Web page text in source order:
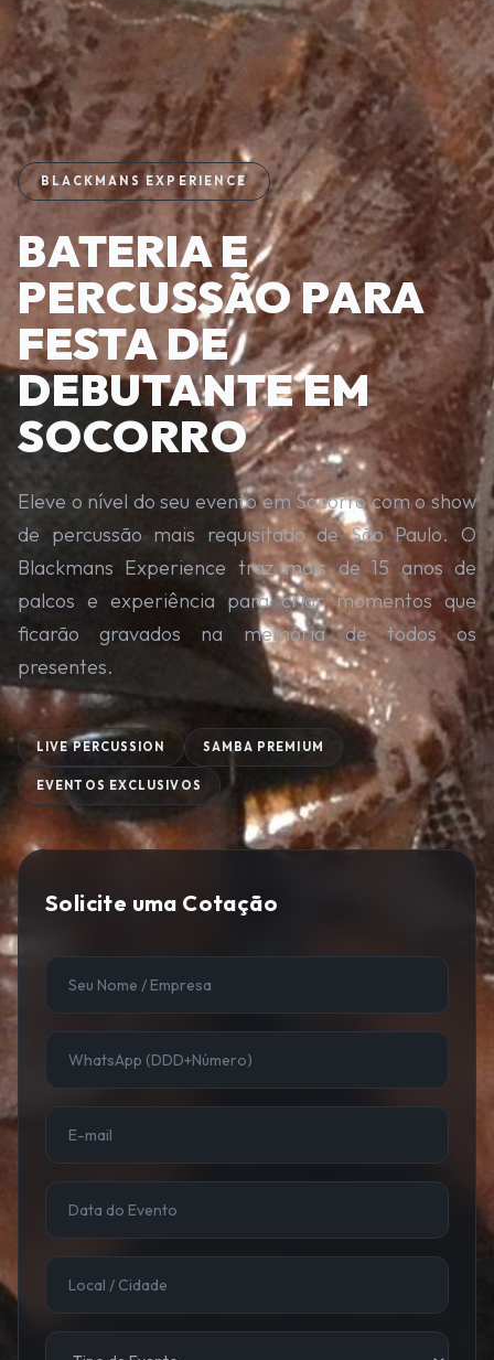
BLACKMANS EXPERIENCE
BATERIA E
PERCUSSÃO PARA
FESTA DE
DEBUTANTE EM
SOCORRO
Eleve o nível do seu evento em Socorro com o show
de percussão mais requisitado de São Paulo. O
Blackmans Experience traz mais de 15 anos de
palcos e experiência para criar momentos que
ficarão gravados na memória de todos os
presentes.
LIVE PERCUSSION SAMBA PREMIUM
EVENTOS EXCLUSIVOS
Solicite uma Cotação